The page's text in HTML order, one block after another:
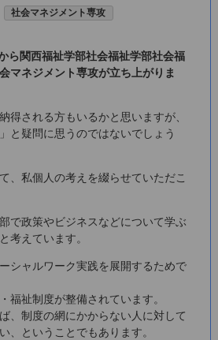
社会マネジメント専攻
ら関西福祉学部社会福祉学部社会福
マネジメント専攻が立ち上がりま
得される方もいるかと思いますが、
と疑問に思うのではないでしょう
、私個人の考えを綴らせていただこ
で政策やビジネスなどについて学ぶ
考えています。
シャルワーク実践を展開するためで
福祉制度が整備されています。
、制度の網にかからない人に対して
、ということでもあります。